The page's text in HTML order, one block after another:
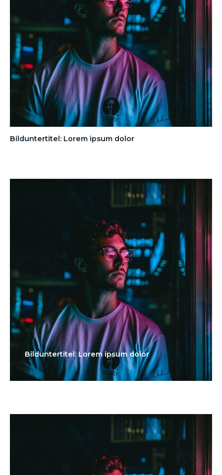
Bilduntertitel: Lorem ipsum dolor
Bilduntertitel: Lorem ipsum dolor